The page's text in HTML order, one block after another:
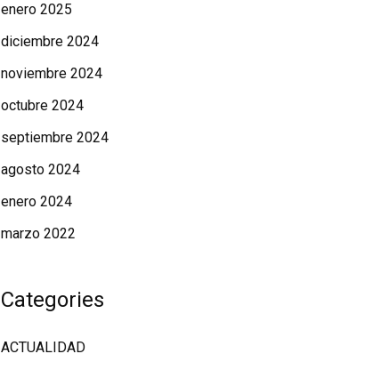
enero 2025
diciembre 2024
noviembre 2024
octubre 2024
septiembre 2024
agosto 2024
enero 2024
marzo 2022
Categories
ACTUALIDAD